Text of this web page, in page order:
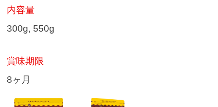
内容量
300g, 550g
賞味期限
8ヶ月